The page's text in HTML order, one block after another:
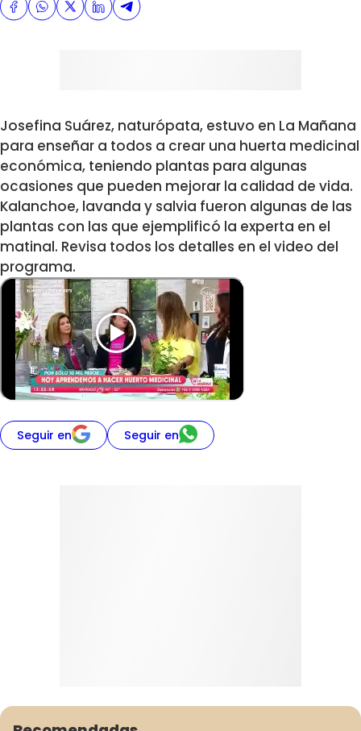
Josefina Suárez, naturópata, estuvo en La Mañana
para enseñar a todos a crear una huerta medicinal
económica, teniendo plantas para algunas
ocasiones que pueden mejorar la calidad de vida.
Kalanchoe, lavanda y salvia fueron algunas de las
plantas con las que ejemplificó la experta en el
matinal. Revisa todos los detalles en el video del
programa.
Seguir en Seguir en